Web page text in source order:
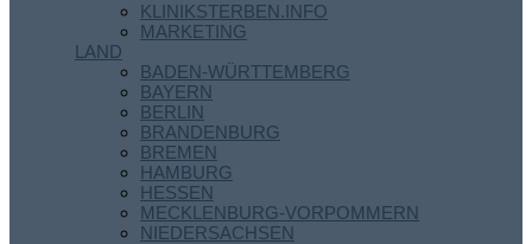
KLINIKSTERBEN.INFO
MARKETING
LAND
BADEN-WÜRTTEMBERG
BAYERN
BERLIN
BRANDENBURG
BREMEN
HAMBURG
HESSEN
MECKLENBURG-VORPOMMERN
NIEDERSACHSEN